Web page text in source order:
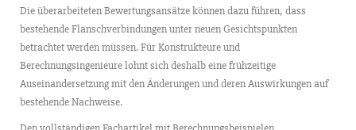
Die überarbeiteten Bewertungsansätze können dazu führen, dass
bestehende Flanschverbindungen unter neuen Gesichtspunkten
betrachtet werden müssen. Für Konstrukteure und
Berechnungsingenieure lohnt sich deshalb eine frühzeitige
Auseinandersetzung mit den Änderungen und deren Auswirkungen auf
bestehende Nachweise.